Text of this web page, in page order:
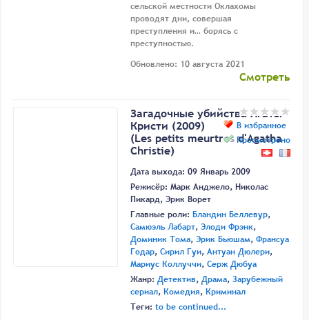
сельской местности Оклахомы
проводят дни, совершая
преступления и… борясь с
преступностью.
Обновлено: 10 августа 2021
Смотреть
В избранное
Просмотрено
Загадочные убийства Агаты
Кристи (2009)
(Les petits meurtres d'Agatha
Christie)
Дата выхода: 09 Январь 2009
Режисёр: Марк Анджело, Николас
Пикард, Эрик Ворет
Главные роли: Бландин Беллевур,
Самюэль Лабарт, Элоди Фрэнк,
Доминик Тома, Эрик Бьюшам, Франсуа
Годар, Сирил Гуи, Антуан Дюлери,
Мариус Коллуччи, Серж Дюбуа
Жанр: Детектив, Драма, Зарубежный
сериал, Комедия, Криминал
Теги: to be continued...